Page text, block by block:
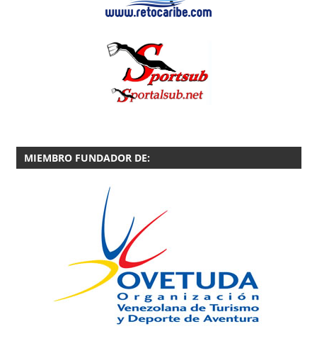
MIEMBRO FUNDADOR DE: